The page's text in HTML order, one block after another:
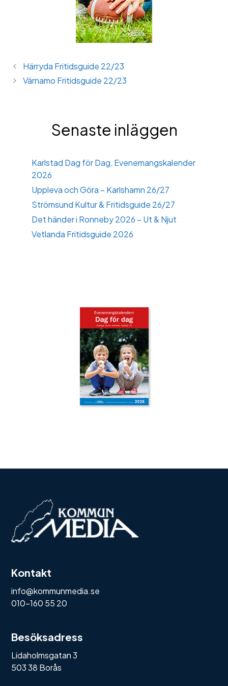
Härryda Fritidsguide 22/23
Värnamo Fritidsguide 22/23
Senaste inläggen
Karlstad Dag för Dag, Evenemangskalender
2026
Uppleva och Göra – Karlshamn 26/27
Strömsund Kultur & Fritidsguide 26/27
Det händer i Ronneby 2026 – Ut & Njut
Vetlanda Fritidsguide 2026
Kontakt
info@kommunmedia.se
010-160 55 20
Besöksadress
Lidaholmsgatan 3
503 38 Borås